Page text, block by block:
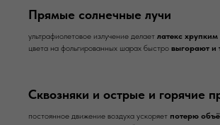
Прямые солнечные лучи
ультрафиолетовое излучение делает латекс
цвета на фольгированных шарах быстро выгорают и
Сквозняки и острые и горячие
постоянное движение воздуха ускоряет потерю